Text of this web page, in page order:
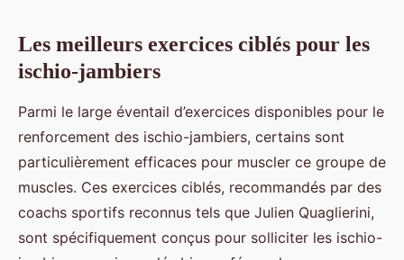
Les meilleurs exercices ciblés pour les
ischio-jambiers
Parmi le large éventail d’exercices disponibles pour le
renforcement des ischio-jambiers, certains sont
particulièrement efficaces pour muscler ce groupe de
muscles. Ces exercices ciblés, recommandés par des
coachs sportifs reconnus tels que Julien Quaglierini,
sont spécifiquement conçus pour solliciter les ischio-